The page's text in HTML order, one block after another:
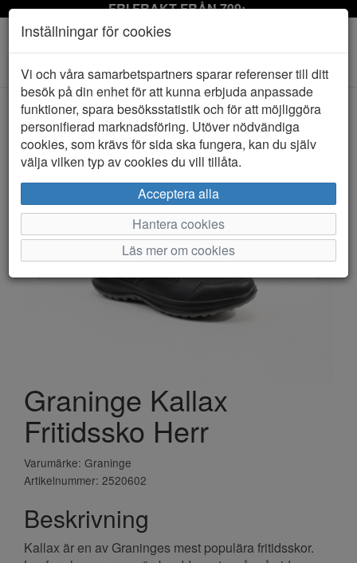
FRI FRAKT FRÅN 799:-
Toggle
navigation
HEM GRANINGE
Graninge Kallax
Fritidssko Herr
Varumärke: Graninge
Artikelnummer: 2520602
Beskrivning
Kallax är en av Graninges mest populära fritidsskor.
Inställningar för cookies
Vi och våra samarbetspartners sparar referenser till ditt
besök på din enhet för att kunna erbjuda anpassade
funktioner, spara besöksstatistik och för att möjliggöra
personifierad marknadsföring. Utöver nödvändiga
cookies, som krävs för sida ska fungera, kan du själv
välja vilken typ av cookies du vill tillåta.
Acceptera alla
Hantera cookies
Läs mer om cookies